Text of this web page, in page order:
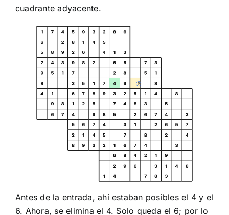
cuadrante adyacente.
Antes de la entrada, ahí estaban posibles el 4 y el
6. Ahora, se elimina el 4. Solo queda el 6; por lo